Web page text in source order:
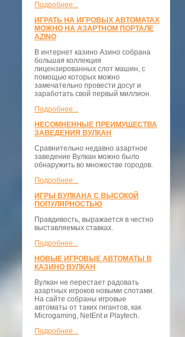
Подробнее...
ИГРАТЬ НА ИГРОВЫХ АВТОМАТАХ
МОЖНО НА АЗАРТНОМ ПОРТАЛЕ
AZINO
В интернет казино Азино собрана
большая коллекция
лицензированных слот машин, с
помощью которых можно
замечательно провести досуг и
заработать свой первый миллион.
Подробнее...
НЕСОМНЕННЫЕ ПРЕИМУЩЕСТВА
ЗАВЕДЕНИЯ ВУЛКАН
Сравнительно недавно азартное
заведение Вулкан можно было
обнаружить во множестве городов.
Подробнее...
ИГРЫ ВУЛКАНА С ВЫСОКОЙ
ПОПУЛЯРНОСТЬЮ
Правдивость, выражается в честно
выставляемых ставках.
Подробнее...
НОВЫЕ ИГРОВЫЕ АВТОМАТЫ В
КАЗИНО ВУЛКАН
Вулкан не перестает радовать
азартных игроков новыми слотами.
На сайте собраны игровые
автоматы от таких гигантов, как
Microgaming, NetEnt и Playtech.
Подробнее...